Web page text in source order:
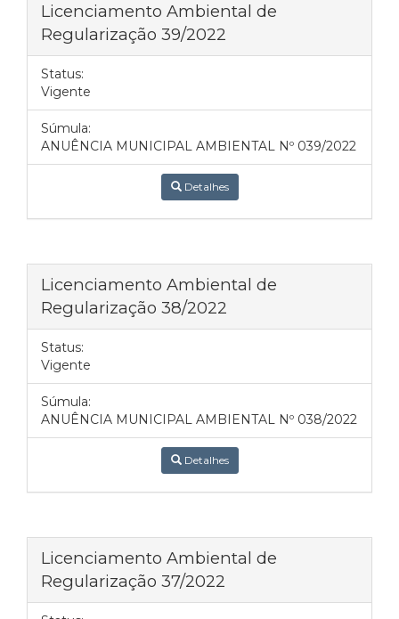
Licenciamento Ambiental de
Regularização 39/2022
Status:
Vigente
Súmula:
ANUÊNCIA MUNICIPAL AMBIENTAL Nº 039/2022
Detalhes
Licenciamento Ambiental de
Regularização 38/2022
Status:
Vigente
Súmula:
ANUÊNCIA MUNICIPAL AMBIENTAL Nº 038/2022
Detalhes
Licenciamento Ambiental de
Regularização 37/2022